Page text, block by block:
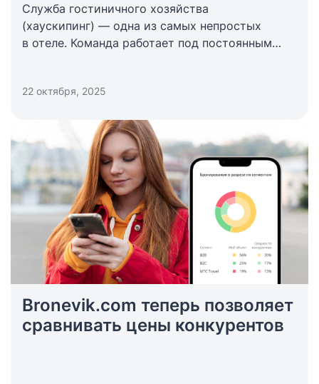
Служба гостиничного хозяйства
(хаускипинг) — одна из самых непростых
в отеле. Команда работает под постоянным
на ошибку нет. Каждый номер должен
и усталости персонала. Поэтому управлять
хаускипингом — это не просто распределять
задания, а каждый день удерживать баланс
между скоростью, качеством и настроением
людей. Как это сделать, рассказывает
Светлана Подвезько, заместитель
генерального директора отеля Alean Family
Biarritz.
22 октября, 2025
Bronevik.com теперь позволяет
сравнивать цены конкурентов